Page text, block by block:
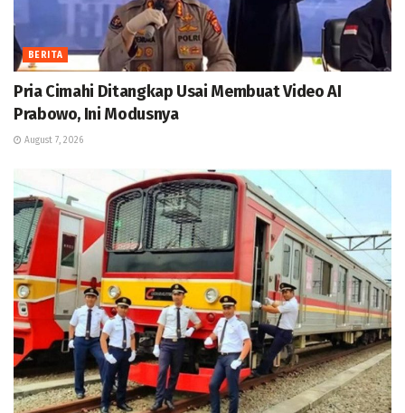
BERITA
Pria Cimahi Ditangkap Usai Membuat Video AI
Prabowo, Ini Modusnya
August 7, 2026